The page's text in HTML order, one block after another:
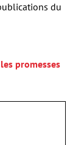
du
promesses